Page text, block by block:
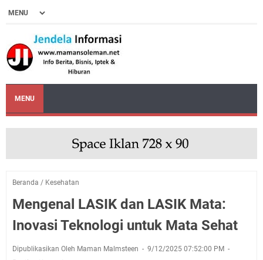
MENU
Beranda / Kesehatan
Mengenal LASIK dan LASIK Mata:
Inovasi Teknologi untuk Mata Sehat
Dipublikasikan Oleh Maman Malmsteen
9/12/2025 07:52:00 PM